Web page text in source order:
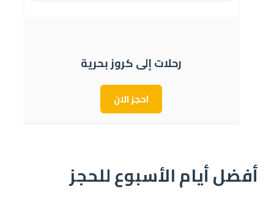
رحلات إلى كروز بحرية
احجز الان
أفضل أيام الأسبوع للحجز